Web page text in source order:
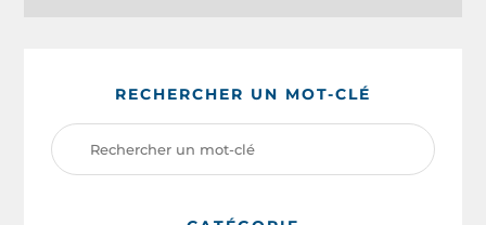
RECHERCHER UN MOT-CLÉ